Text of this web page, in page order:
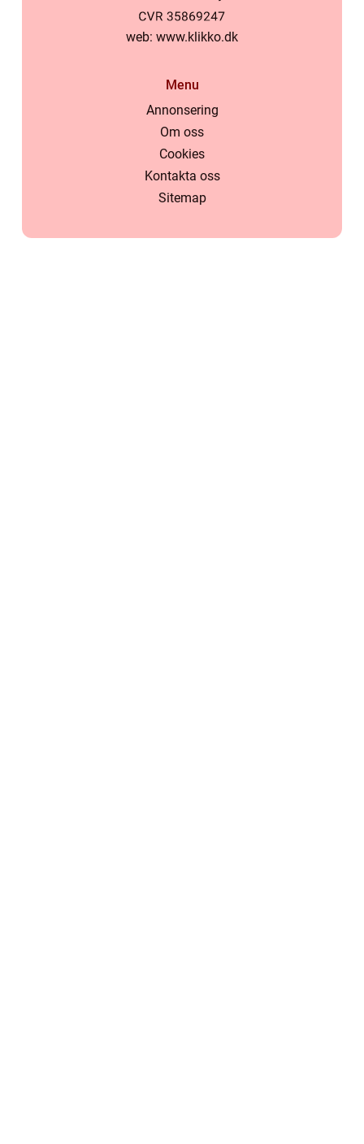
web: www.klikko.dk
Menu
Annonsering
Om oss
Cookies
Kontakta oss
Sitemap